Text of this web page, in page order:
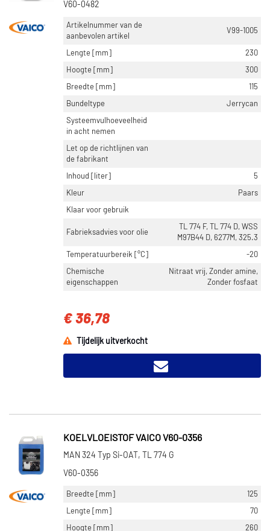
V60-0482
Artikelnummer van de
aanbevolen artikel
V99-1005
Lengte [mm]
230
Hoogte [mm]
300
Breedte [mm]
115
Bundeltype
Jerrycan
Systeemvulhoeveelheid
in acht nemen
Let op de richtlijnen van
de fabrikant
Inhoud [liter]
5
Kleur
Paars
Klaar voor gebruik
Fabrieksadvies voor olie
TL 774 F, TL 774 D, WSS
M97B44 D, 6277M, 325.3
Temperatuurbereik [°C]
-20
Chemische
eigenschappen
Nitraat vrij, Zonder amine,
Zonder fosfaat
€ 36,78
Tijdelijk uitverkocht
KOELVLOEISTOF VAICO V60-0356
MAN 324 Typ Si-OAT, TL 774 G
V60-0356
Breedte [mm]
125
Lengte [mm]
70
Hoogte [mm]
260